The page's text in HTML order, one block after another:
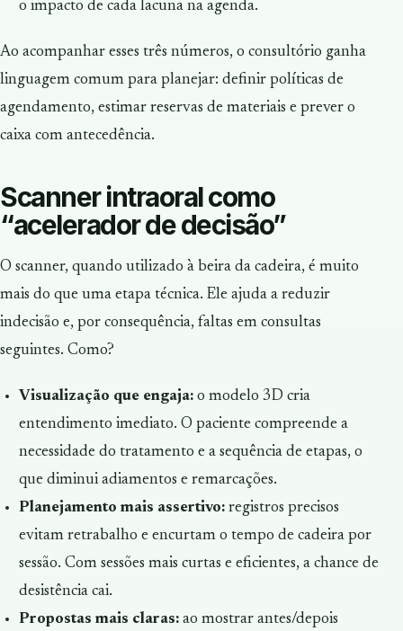
o impacto de cada lacuna na agenda.
Ao acompanhar esses três números, o consultório ganha
linguagem comum para planejar: definir políticas de
agendamento, estimar reservas de materiais e prever o
caixa com antecedência.
Scanner intraoral como
“acelerador de decisão”
O scanner, quando utilizado à beira da cadeira, é muito
mais do que uma etapa técnica. Ele ajuda a reduzir
indecisão e, por consequência, faltas em consultas
seguintes. Como?
Visualização que engaja:o modelo 3D cria
entendimento imediato. O paciente compreende a
necessidade do tratamento e a sequência de etapas, o
que diminui adiamentos e remarcações.
Planejamento mais assertivo:registros precisos
evitam retrabalho e encurtam o tempo de cadeira por
sessão. Com sessões mais curtas e eficientes, a chance de
desistência cai.
Propostas mais claras:ao mostrar antes/depois